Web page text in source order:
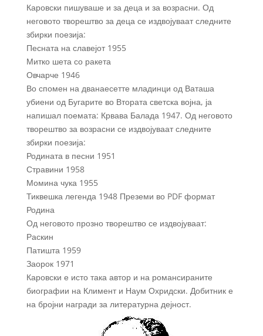
Каровски пишуваше и за деца и за возрасни. Од
неговото творештво за деца се издвојуваат следните
збирки поезија:
Песната на славејот 1955
Митко шета со ракета
Овчарче 1946
Во спомен на дванаесетте младинци од Ваташа
убиени од Бугарите во Втората светска војна, ја
напишал поемата: Крвава Балада 1947. Од неговото
творештво за возрасни се издвојуваат следните
збирки поезија:
Родината в песни 1951
Стравини 1958
Момина чука 1955
Тиквешка легенда 1948 Преземи во PDF формат
Родина
Од неговото прозно творештво се издвојуваат:
Раскин
Патишта 1959
Заорок 1971
Каровски е исто така автор и на романсираните
биографии на Климент и Наум Охридски. Добитник е
на бројни награди за литературна дејност.